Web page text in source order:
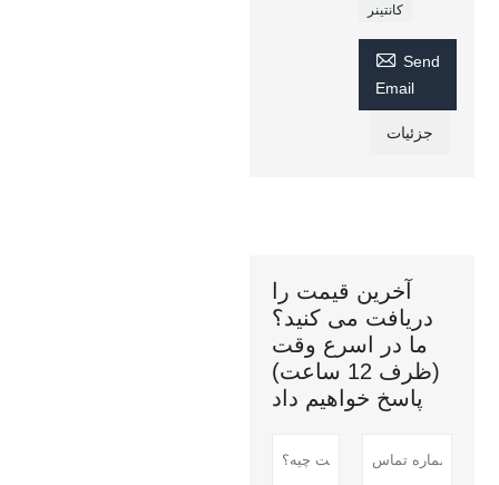
کانتینر
 Send
Email
جزئیات
آخرین قیمت را
دریافت می کنید؟
ما در اسرع وقت
(ظرف 12 ساعت)
پاسخ خواهیم داد